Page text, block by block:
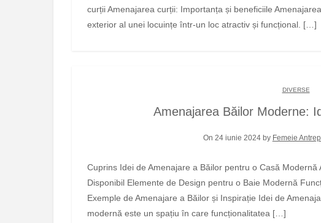
curții Amenajarea curții: Importanța și beneficiile
exterior al unei locuințe într-un loc atractiv și funcțional. […]
DIVERSE
Amenajarea Băilor Moderne:
On 24 iunie 2024 by Femeie
Cuprins Idei de Amenajare a Băilor pentru o Casă Modernă Amenajarea Băilor în Funcție de Spațiul
Disponibil Elemente de Design pentru o Baie Modernă
Exemple de Amenajare a Băilor și Inspirație Idei de
modernă este un spațiu în care funcționalitatea […]